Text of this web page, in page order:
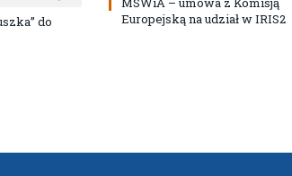
do
Europejską na udział w IRIS2